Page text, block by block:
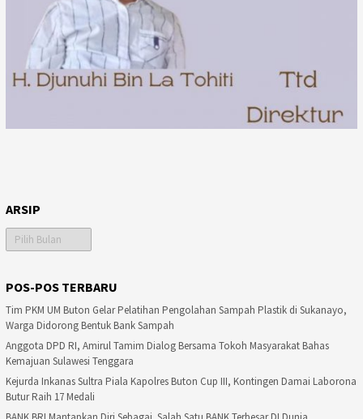
ARSIP
Arsip
POS-POS TERBARU
Tim PKM UM Buton Gelar Pelatihan Pengolahan Sampah Plastik di Sukanayo,
Warga Didorong Bentuk Bank Sampah
Anggota DPD RI, Amirul Tamim Dialog Bersama Tokoh Masyarakat Bahas
Kemajuan Sulawesi Tenggara
Kejurda Inkanas Sultra Piala Kapolres Buton Cup III, Kontingen Damai Laborona
Butur Raih 17 Medali